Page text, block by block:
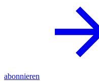
abonnieren